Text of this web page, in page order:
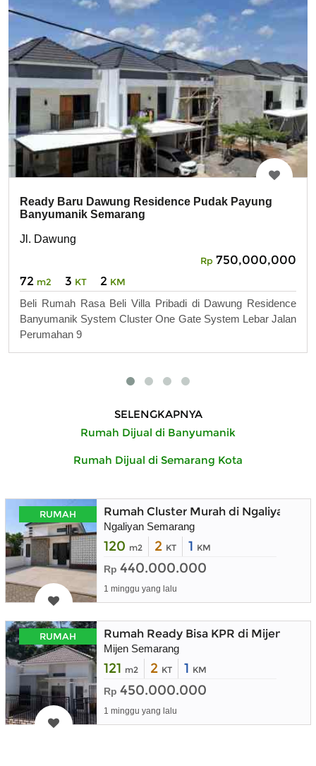
Ready Baru Dawung Residence Pudak Payung
Banyumanik Semarang
Jl. Dawung
Rp 750,000,000
72 m2 3 KT 2 KM
Beli Rumah Rasa Beli Villa Pribadi di Dawung Residence
Banyumanik System Cluster One Gate System Lebar Jalan
Perumahan 9
SELENGKAPNYA
Rumah Dijual di Banyumanik
Rumah Dijual di Semarang Kota
RUMAH Rumah Cluster Murah di Ngaliyan
Ngaliyan Semarang
120 m2 2 KT 1 KM
Rp 440.000.000
1 minggu yang lalu
RUMAH Rumah Ready Bisa KPR di Mijen
Mijen Semarang
121 m2 2 KT 1 KM
Rp 450.000.000
1 minggu yang lalu